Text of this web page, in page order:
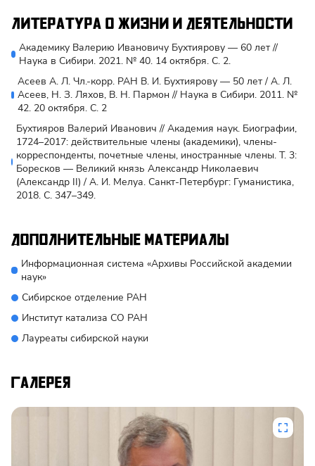
Литература о жизни и деятельности
Академику Валерию Ивановичу Бухтиярову — 60 лет //
Наука в Сибири. 2021. № 40. 14 октября. С. 2.
Асеев А. Л. Чл.-корр. РАН В. И. Бухтиярову — 50 лет / А. Л.
Асеев, Н. З. Ляхов, В. Н. Пармон // Наука в Сибири. 2011. №
42. 20 октября. C. 2
Бухтияров Валерий Иванович // Академия наук. Биографии,
1724–2017: действительные члены (академики), члены-
корреспонденты, почетные члены, иностранные члены. Т. 3:
Боресков — Великий князь Александр Николаевич
(Александр II) / А. И. Мелуа. Санкт-Петербург: Гуманистика,
2018. С. 347–349.
Дополнительные материалы
Информационная система «Архивы Российской академии
наук»
Сибирское отделение РАН
Институт катализа СО РАН
Лауреаты сибирской науки
Галерея